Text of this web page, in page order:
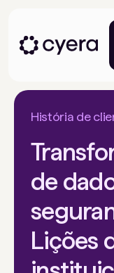
História de
de
Lições